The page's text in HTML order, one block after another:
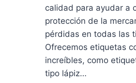
calidad para ayudar a
protección de la
pérdidas en todas las
Ofrecemos etiquetas
increíbles, como
tipo lápiz…